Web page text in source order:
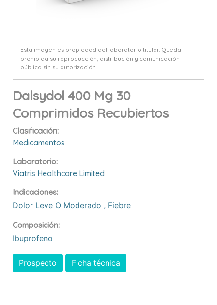
Esta imagen es propiedad del laboratorio titular. Queda
prohibida su reproducción, distribución y comunicación
pública sin su autorización.
Dalsydol 400 Mg 30
Comprimidos Recubiertos
Clasificación:
Medicamentos
Laboratorio:
Viatris Healthcare Limited
Indicaciones:
Dolor Leve O Moderado , Fiebre
Composición:
Ibuprofeno
Prospecto Ficha técnica